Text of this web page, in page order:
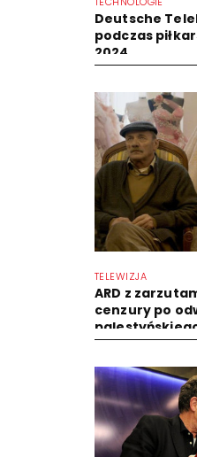
Deutsche
podczas
2024
TELEWIZJA
ARD z
cenzury po